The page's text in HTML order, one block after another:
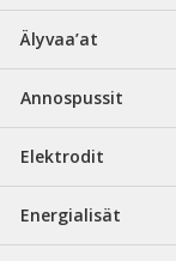
Älyvaa’at
Annospussit
Elektrodit
Energialisät